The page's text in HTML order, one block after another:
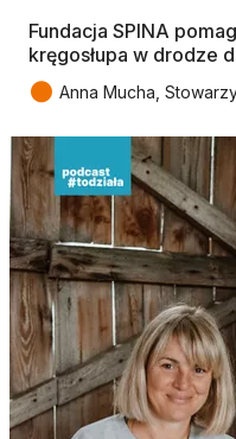
Fundacja SPINA
kręgosłupa w drodze
● Anna Mucha,